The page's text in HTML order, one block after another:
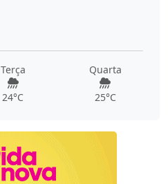
Terça
24°C
Quarta
25°C